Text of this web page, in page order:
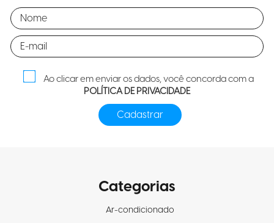
Ao clicar em enviar os dados, você concorda com a
POLÍTICA DE PRIVACIDADE
Categorias
Ar-condicionado